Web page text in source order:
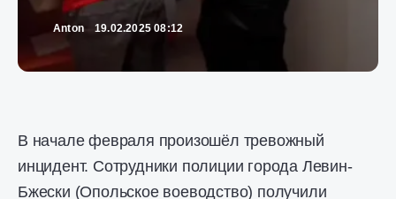
Anton 19.02.2025 08:12
В начале февраля произошёл тревожный
инцидент. Сотрудники полиции города Левин-
Бжески (Опольское воеводство) получили